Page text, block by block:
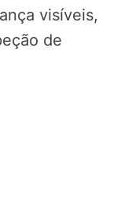
visíveis,
de